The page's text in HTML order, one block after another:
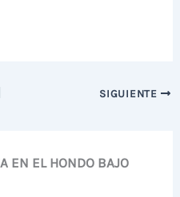
SIGUIENTE
EN EL HONDO BAJO